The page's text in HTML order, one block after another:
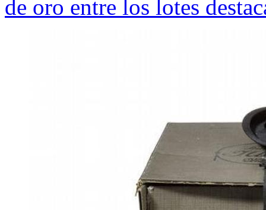
de oro entre los lotes